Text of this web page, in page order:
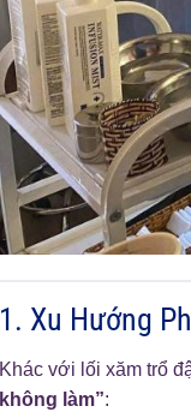
1. Xu Hướng
Khác với lối xăm trổ
không làm”: